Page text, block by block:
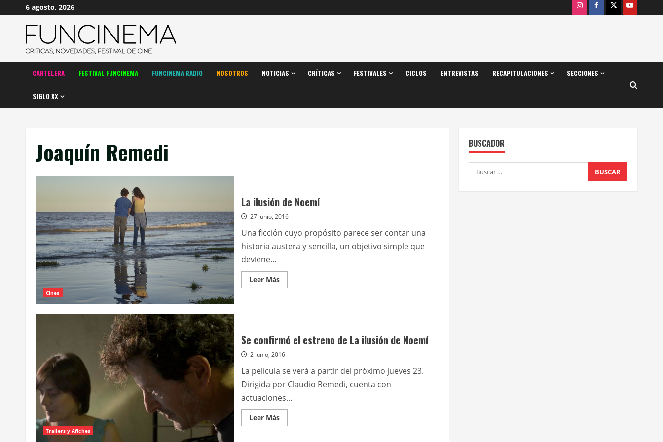
contenido
6 agosto, 2026 InstagramFacebook
X Youtube
CARTELERA FESTIVAL FUNCINEMA FUNCINEMA RADIO NOSOTROS NOTICIAS CRÍTICAS FESTIVALES CICLOS ENTREVISTAS RECAPITULACIONES SECCIONES
SIGLO XX
Joaquín Remedi
Cines
La ilusión de Noemí
27 junio, 2016
Una ficción cuyo propósito parece ser contar una
historia austera y sencilla, un objetivo simple que
deviene...
Leer MásLeer
más
Trailers y Afiches
Se confirmó el estreno de La ilusión de Noemí
2 junio, 2016
La película se verá a partir del próximo jueves 23.
Dirigida por Claudio Remedi, cuenta con
actuaciones...
Leer MásLeer
más
BUSCADOR
Buscar: